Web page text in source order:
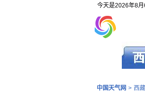
今天是2026年8月
中国天气网 > 西藏